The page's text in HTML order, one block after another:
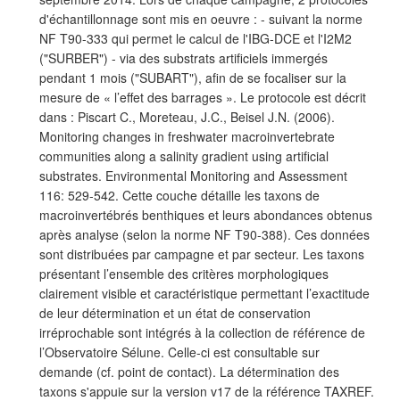
d'échantillonnage sont mis en oeuvre : - suivant la norme
NF T90-333 qui permet le calcul de l'IBG-DCE et l'I2M2
("SURBER") - via des substrats artificiels immergés
pendant 1 mois ("SUBART"), afin de se focaliser sur la
mesure de « l’effet des barrages ». Le protocole est décrit
dans : Piscart C., Moreteau, J.C., Beisel J.N. (2006).
Monitoring changes in freshwater macroinvertebrate
communities along a salinity gradient using artificial
substrates. Environmental Monitoring and Assessment
116: 529-542. Cette couche détaille les taxons de
macroinvertébrés benthiques et leurs abondances obtenus
après analyse (selon la norme NF T90-388). Ces données
sont distribuées par campagne et par secteur. Les taxons
présentant l’ensemble des critères morphologiques
clairement visible et caractéristique permettant l’exactitude
de leur détermination et un état de conservation
irréprochable sont intégrés à la collection de référence de
l’Observatoire Sélune. Celle-ci est consultable sur
demande (cf. point de contact). La détermination des
taxons s'appuie sur la version v17 de la référence TAXREF.